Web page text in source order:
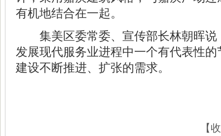
有机地结合在一起。
集美区委常委、宣传部长林朝晖说
发展现代服务业进程中一个有代表性
建设不断推进、扩张的需求。
【